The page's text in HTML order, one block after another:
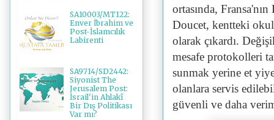
ortasında,
Doucet, kentteki okul
olarak çıkardı.
mesafe protokolleri
sunmak yerine et
olanlara servis
güvenli ve daha
SA10003/MT122:
Enver İbrahim ve
Post-İslamcılık
Labirenti
SA9714/SD2442:
Siyonist The
Jerusalem Post:
İsrail'in Ahlakî
Bir Dış Politikası
Var mı?